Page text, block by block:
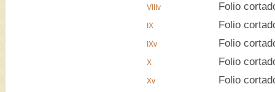
VIIIv Folio
IX Folio
IXv Folio
X Folio
Xv Folio